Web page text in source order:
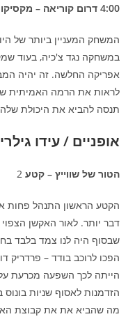
4:00 דרום קוריאה – מקסיקו:
המשחק המעניין ביותר של
במשחקה נגד צ'כיה, בעוד
אפריקה החלשה. זה יהיה
לראות את הרמה האמיתית
תנסה להביא את היכולת
אופניים / עידו גילרי
הטור של שווייץ – קטע 2
הקטע הראשון התנהל פחות
דבר יותר. לאור האקשן
שבסוף היה לנו צמד בלבד
הפכו לרוכב בודד – פרדריק
הייתה לכך השפעה מכרעת
הזדמנות לאסוף שניות
מה שהביא את את קבוצת